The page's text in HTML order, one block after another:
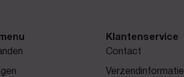
Klantenservice
Contact
Verzendinformatie